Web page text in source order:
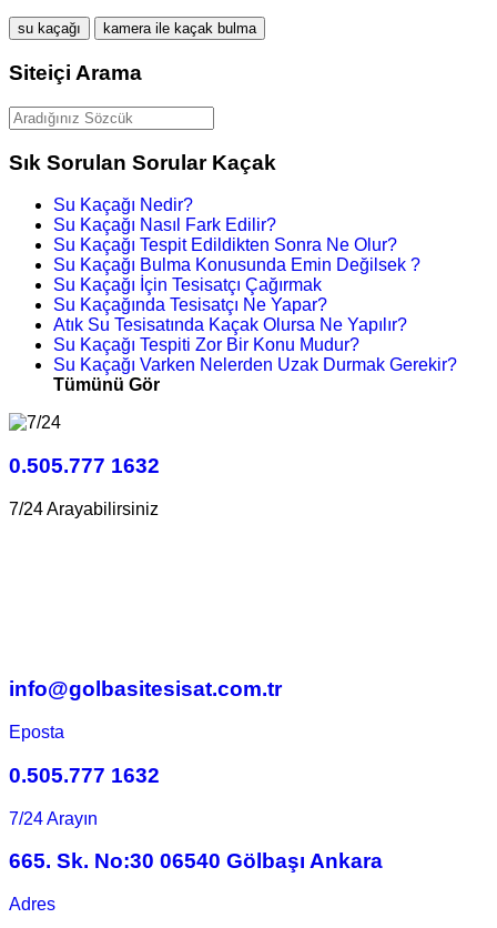
su kaçağı kamera ile kaçak bulma
Siteiçi Arama
Sık Sorulan Sorular Kaçak
Su Kaçağı Nedir?
Su Kaçağı Nasıl Fark Edilir?
Su Kaçağı Tespit Edildikten Sonra Ne Olur?
Su Kaçağı Bulma Konusunda Emin Değilsek ?
Su Kaçağı İçin Tesisatçı Çağırmak
Su Kaçağında Tesisatçı Ne Yapar?
Atık Su Tesisatında Kaçak Olursa Ne Yapılır?
Su Kaçağı Tespiti Zor Bir Konu Mudur?
Su Kaçağı Varken Nelerden Uzak Durmak Gerekir?
Tümünü Gör
0.505.777 1632
7/24 Arayabilirsiniz
info@golbasitesisat.com.tr
Eposta
0.505.777 1632
7/24 Arayın
665. Sk. No:30 06540 Gölbaşı Ankara
Adres